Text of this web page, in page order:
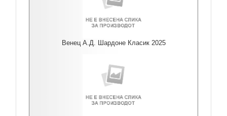
Венец А.Д. Шардоне Класик 2025